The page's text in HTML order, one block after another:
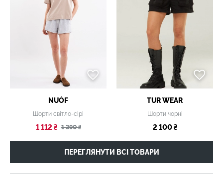
NUÓF
Шорти світло-сірі
1 112 ₴ 1 390 ₴
TUR WEAR
Шорти чорні
2 100 ₴
ПЕРЕГЛЯНУТИ ВСІ ТОВАРИ